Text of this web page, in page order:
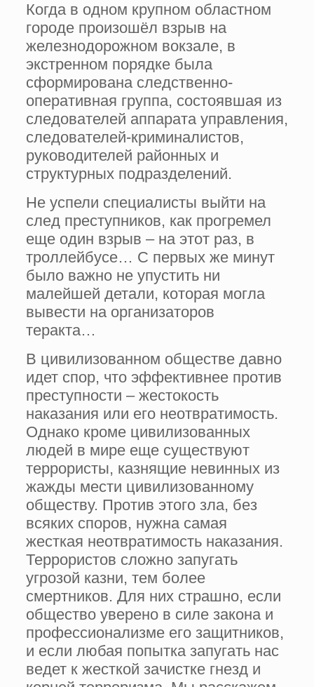
Когда в одном крупном областном
городе произошёл взрыв на
железнодорожном вокзале, в
экстренном порядке была
сформирована следственно-
оперативная группа, состоявшая из
следователей аппарата управления,
следователей-криминалистов,
руководителей районных и
структурных подразделений.
Не успели специалисты выйти на
след преступников, как прогремел
еще один взрыв – на этот раз, в
троллейбусе… С первых же минут
было важно не упустить ни
малейшей детали, которая могла
вывести на организаторов
теракта…
В цивилизованном обществе давно
идет спор, что эффективнее против
преступности – жестокость
наказания или его неотвратимость.
Однако кроме цивилизованных
людей в мире еще существуют
террористы, казнящие невинных из
жажды мести цивилизованному
обществу. Против этого зла, без
всяких споров, нужна самая
жесткая неотвратимость наказания.
Террористов сложно запугать
угрозой казни, тем более
смертников. Для них страшно, если
общество уверено в силе закона и
профессионализме его защитников,
и если любая попытка запугать нас
ведет к жесткой зачистке гнезд и